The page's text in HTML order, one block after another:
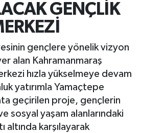
GENÇLİK
gençlere yönelik vizyon
alan Kahramanmaraş
hızla yükselmeye devam
yatırımla Yamaçtepe
geçirilen proje, gençlerin
sosyal yaşam alanlarındaki
altında karşılayarak
Durumu ve Fikstür